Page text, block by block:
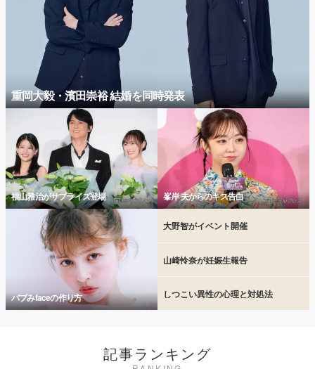
重岡大毅・濱田崇裕 結婚を同時発表
福山雅治がサプライズ登場 峯岸 夫からのキス告白
バブみfaceの作り方
大野智がイベント開催
山崎怜奈が妊娠生報告
しつこい異性の心理と対処法
記事ランキング